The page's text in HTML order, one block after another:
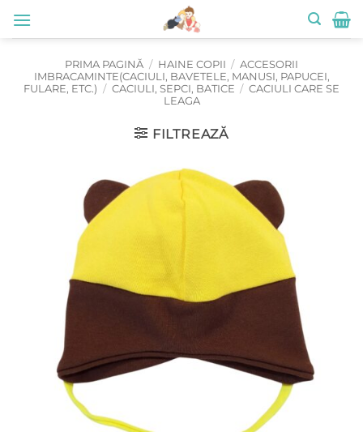
PRIMA PAGINĂ / HAINE COPII / ACCESORII
IMBRACAMINTE(CACIULI, BAVETELE, MANUSI, PAPUCEI,
FULARE, ETC.) / CACIULI, SEPCI, BATICE / CACIULI CARE SE
LEAGA
FILTREAZĂ